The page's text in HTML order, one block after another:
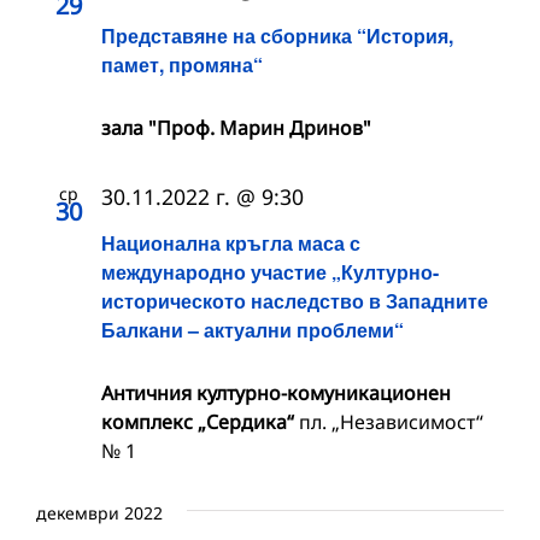
Представяне на сборника “История,
памет, промяна“
зала "Проф. Марин Дринов"
ср
30
Национална кръгла маса с
международно участие „Културно-
историческото наследство в Западните
Балкани – актуални проблеми“
30.11.2022 г. @ 9:30
Античния културно-комуникационен
комплекс „Сердика“пл. „Независимост“
№ 1
декември 2022